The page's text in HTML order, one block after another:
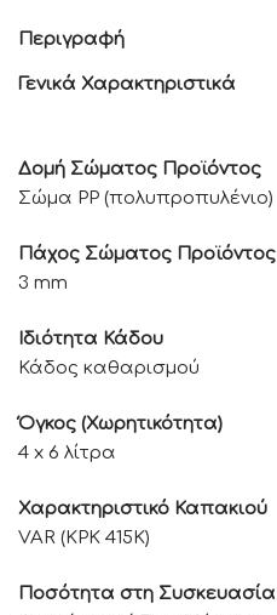
Περιγραφή
Γενικά Χαρακτηριστικά
Δομή Σώματος Προϊόντος
Σώμα PP (πολυπροπυλένιο)
Πάχος Σώματος Προϊόντος
3 mm
Ιδιότητα Κάδου
Κάδος καθαρισμού
Όγκος (Χωρητικότητα)
4 x 6 λίτρα
Χαρακτηριστικό Καπακιού
VAR (KPK 415K)
Ποσότητα στη Συσκευασία